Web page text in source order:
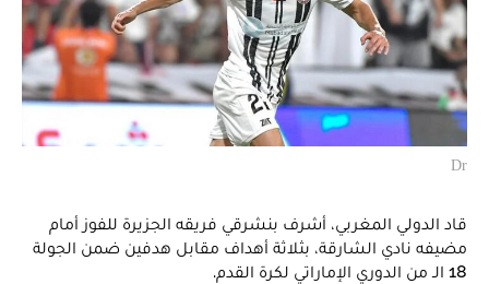
Dr
قاد الدولي المغربي، أشرف بنشرقي فريقه الجزيرة للفوز أمام
مضيفه نادي الشارقة، بثلاثة أهداف مقابل هدفين ضمن الجولة
18 الـ من الدوري الإماراتي لكرة القدم.